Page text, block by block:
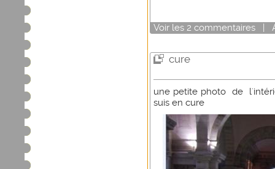
Voir les 2 commentaires |
cure
une petite photo de
suis en cure